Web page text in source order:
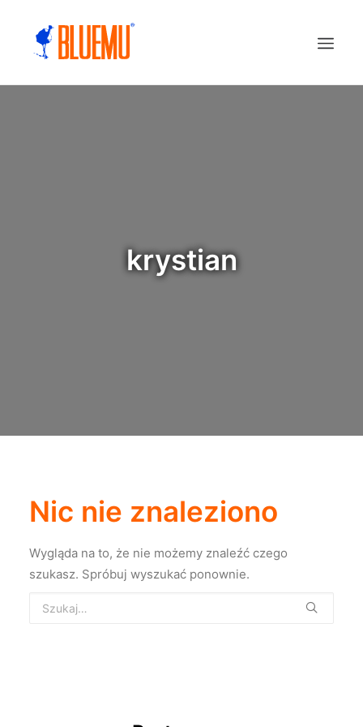
krystian
Nic nie znaleziono
Wygląda na to, że nie możemy znaleźć czego
szukasz. Spróbuj wyszukać ponownie.